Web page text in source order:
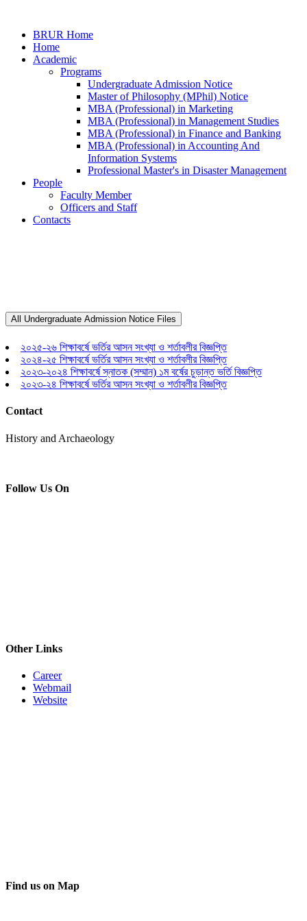
BRUR Home
Home
Academic
Programs
Undergraduate Admission Notice
Master of Philosophy (MPhil) Notice
MBA (Professional) in Marketing
MBA (Professional) in Management Studies
MBA (Professional) in Finance and Banking
MBA (Professional) in Accounting And
Information Systems
Professional Master's in Disaster Management
People
Faculty Member
Officers and Staff
Contacts
Undergraduate Admission Notice
Home
Undergraduate Admission Notice
All Undergraduate Admission Notice Files
২০২৫-২৬ শিক্ষাবর্ষে ভর্তির আসন সংখ্যা ও শর্তাবলীর বিজ্ঞপ্তি
২০২৪-২৫ শিক্ষাবর্ষে ভর্তির আসন সংখ্যা ও শর্তাবলীর বিজ্ঞপ্তি
২০২৩-২০২৪ শিক্ষাবর্ষে স্নাতক (সম্মান) ১ম বর্ষের চুড়ান্ত ভর্তি বিজ্ঞপ্তি
২০২৩-২৪ শিক্ষাবর্ষে ভর্তির আসন সংখ্যা ও শর্তাবলীর বিজ্ঞপ্তি
Contact
History and Archaeology
Follow Us On
Other Links
Career
Webmail
Website
Find us on Map